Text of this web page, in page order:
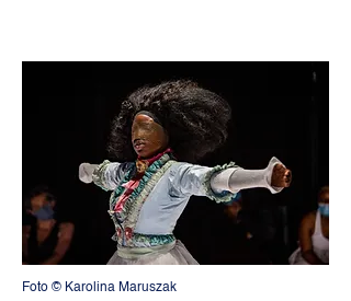
Foto © Karolina Maruszak